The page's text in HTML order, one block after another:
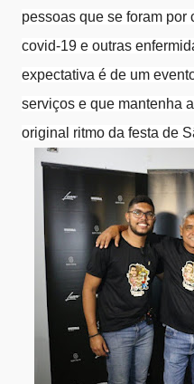
pessoas que se foram por
covid-19 e outras
expectativa é de um
serviços e que mantenha
original ritmo da festa de